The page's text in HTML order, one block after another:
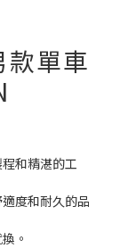
單車
和精湛的工
度和耐久的品
。